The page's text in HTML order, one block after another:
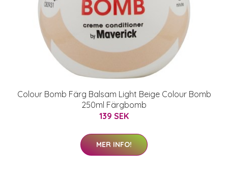
Colour Bomb Färg Balsam Light Beige Colour Bomb
250ml Färgbomb
139 SEK
MER INFO!